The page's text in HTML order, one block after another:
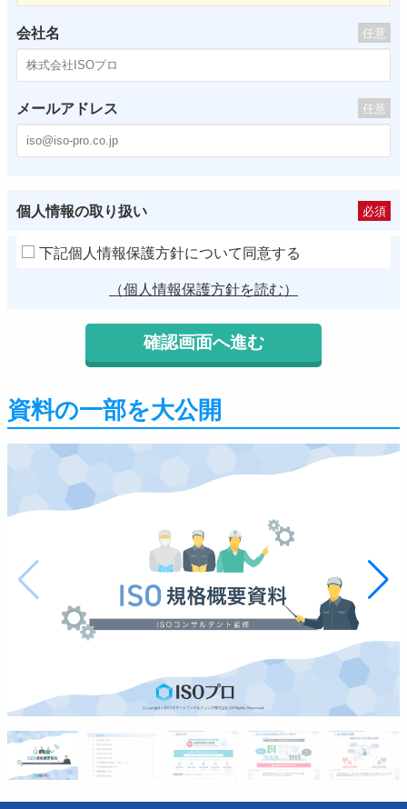
会社名 任意
メールアドレス 任意
個人情報の取り扱い 必須
下記個人情報保護方針について同意する
（個人情報保護方針を読む）
資料の一部を大公開